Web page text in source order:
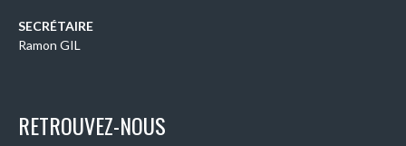
SECRÉTAIRE
Ramon GIL
RETROUVEZ-NOUS